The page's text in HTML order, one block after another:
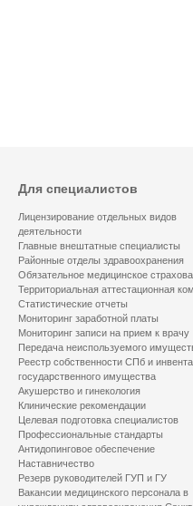
Для специалистов
Лицензирование отдельных видов
деятельности
Главные внештатные специалисты
Районные отделы здравоохранения
Обязательное медицинское
Территориальная аттестационная
Статистические отчеты
Мониторинг заработной платы
Мониторинг записи на прием к врачу
Передача неиспользуемого
Реестр собственности СПб и
государственного имущества
Акушерство и гинекология
Клинические рекомендации
Целевая подготовка специалистов
Профессиональные стандарты
Антидопинговое обеспечение
Наставничество
Резерв руководителей ГУП и ГУ
Вакансии медицинского персонала в